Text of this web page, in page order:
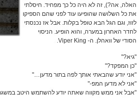
האלה, אה?), זה לא היה כל כך מפחיד. חיסלתי
את כל השלושה שהופיעו עוד לפני שהם הספיקו
לזוז, וגם הגל הבא טופל בקלות. אבל אז נכנסתי
לחדר האחרון במערה, והוא הופיע. הניסוי
הסודי של וואהלן. ה- Viper King.
"גיא?"
"כן המפקד?"
"אני יודע שהבאתי אותך לפה בתור מדען…"
"אני לא מדען המפ-"
"אבל אני ממש מקווה שאתה יודע להשתמש היטב